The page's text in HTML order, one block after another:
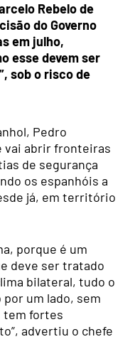
Rebelo de
do Governo
em julho,
esse devem ser
sob o risco de
Pedro
vai abrir fronteiras
de segurança
os espanhóis a
já, em território
porque é um
deve ser tratado
bilateral, tudo o
um lado, sem
tem fortes
advertiu o chefe